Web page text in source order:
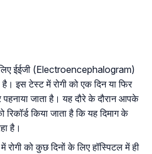
लिए ईईजी (Electroencephalogram)
इस टेस्ट में रोगी को एक दिन या फिर
पहनाया जाता है। यह दौरे के दौरान आपके
रिकॉर्ड किया जाता है कि यह दिमाग के
है।
रोगी को कुछ दिनों के लिए हॉस्पिटल में ही